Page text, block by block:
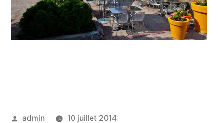
Publié
admin
10 juillet 2014